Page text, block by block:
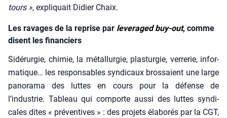
tours », expli­quait Didier Chaix.
Les ravages de la reprise par leveraged buy-out, comme
disent les financiers
Sidé­rur­gie, chi­mie, la métal­lur­gie, plas­tur­gie, ver­re­rie, infor­
ma­tique… les res­pon­sables syn­di­caux bros­saient une large
pano­ra­ma des luttes en cours pour la défense de
l’industrie. Tableau qui com­porte aus­si des luttes syn­di­
cales dites « pré­ven­tives » : des pro­jets éla­bo­rés par la CGT,